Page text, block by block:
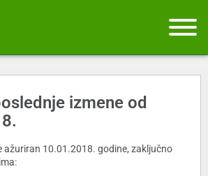
izmene od
ažuriran 10.01.2018. godine, zaključno